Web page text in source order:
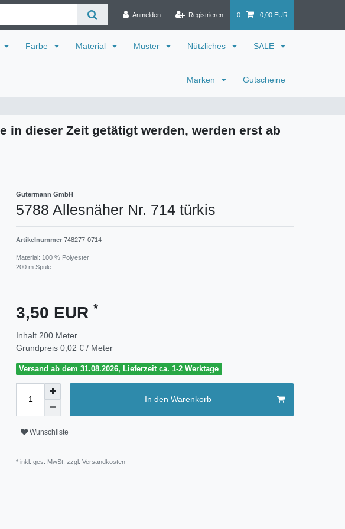
Anmelden Registrieren 0 0,00 EUR
Farbe Material Muster Nützliches SALE
Marken Gutscheine
in dieser Zeit getätigt werden, werden erst ab
Gütermann GmbH
5788 Allesnäher Nr. 714 türkis
Artikelnummer 748277-0714
Material: 100 % Polyester
200 m Spule
3,50 EUR *
Inhalt 200 Meter
Grundpreis 0,02 € / Meter
Versand ab dem 31.08.2026, Lieferzeit ca. 1-2 Werktage
In den Warenkorb
Wunschliste
* inkl. ges. MwSt. zzgl. Versandkosten